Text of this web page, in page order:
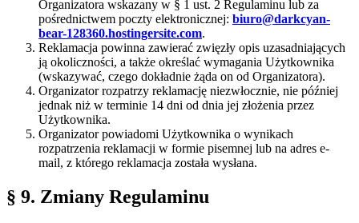
Organizatora wskazany w § 1 ust. 2 Regulaminu lub za
pośrednictwem poczty elektronicznej: biuro@darkcyan-
bear-128360.hostingersite.com.
Reklamacja powinna zawierać zwięzły opis uzasadniających
ją okoliczności, a także określać wymagania Użytkownika
(wskazywać, czego dokładnie żąda on od Organizatora).
Organizator rozpatrzy reklamację niezwłocznie, nie później
jednak niż w terminie 14 dni od dnia jej złożenia przez
Użytkownika.
Organizator powiadomi Użytkownika o wynikach
rozpatrzenia reklamacji w formie pisemnej lub na adres e-
mail, z którego reklamacja została wysłana.
§ 9. Zmiany Regulaminu